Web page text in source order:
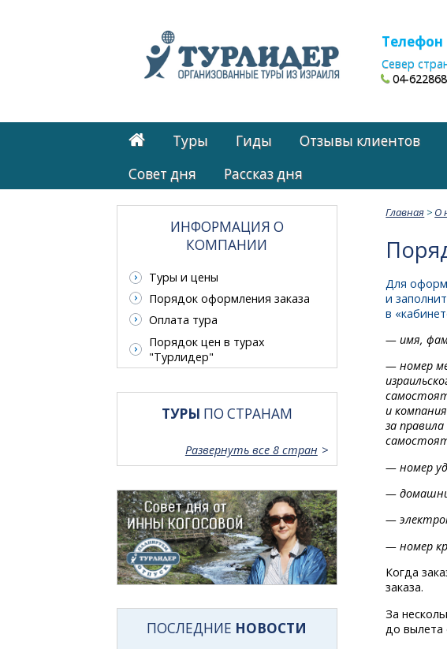
Телефон
Север
04-
Туры Гиды Отзывы клиентов
Cовет дня
Рассказ дня
Главная > О
Для
и
в
— имя,
— номер
и
за
— номер
—
—
— номер
Когда
заказа.
За
до вылета
ИНФОРМАЦИЯ О
КОМПАНИИ
Туры и цены
Порядок оформления заказа
Оплата тура
Порядок цен в турах
"Турлидер"
ТУРЫ ПО СТРАНАМ
Развернуть все 8 стран
ПОСЛЕДНИЕ НОВОСТИ